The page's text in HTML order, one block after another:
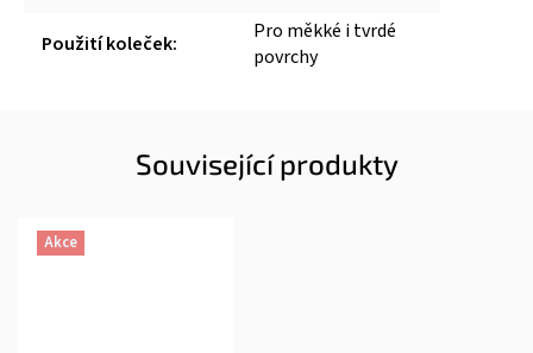
Použití koleček:
Pro měkké i tvrdé
povrchy
Související produkty
Akce